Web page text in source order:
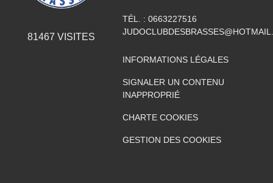
81467 VISITES
TÉL. : 0663227516
INFORMATIONS LÉGALES
SIGNALER UN CONTENU
INAPPROPRIÉ
CHARTE COOKIES
GESTION DES COOKIES